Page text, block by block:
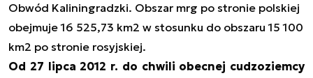
Obwód Kaliningradzki. Obszar mrg po stronie polskiej
obejmuje 16 525,73 km2 w stosunku do obszaru 15 100
km2 po stronie rosyjskiej.
Od 27 lipca 2012 r. do chwili obecnej cudzoziemcy